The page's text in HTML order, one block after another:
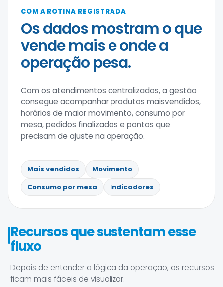
COM A ROTINA REGISTRADA
Os dados mostram o que
vende mais e onde a
operação pesa.
Com os atendimentos centralizados, a gestão
consegue acompanhar produtos maisvendidos,
horários de maior movimento, consumo por
mesa, pedidos finalizados e pontos que
precisam de ajuste na operação.
Mais vendidos
Movimento
Consumo por mesa
Indicadores
Recursos que sustentam esse
fluxo
Depois de entender a lógica da operação, os recursos
ficam mais fáceis de visualizar.